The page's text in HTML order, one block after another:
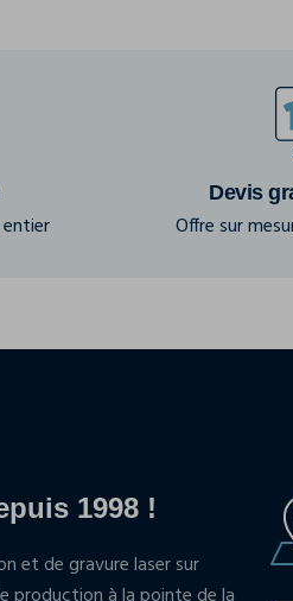
Devis
Offre sur
1998 !
et de gravure laser sur